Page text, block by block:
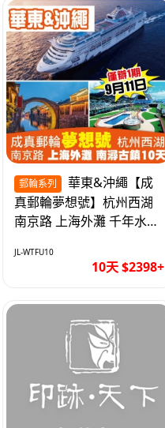
郵輪系列
真郵輪夢想號】杭州西湖
南京路 上海外灘 千年水鄉
自費10天
JL-WTFU10
10天 $2398+